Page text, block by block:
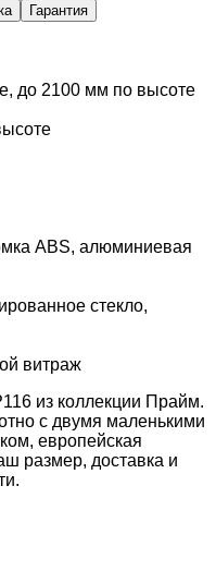
Гарантия
до 2100 мм по высоте
ABS, алюминиевая
стекло,
витраж
из коллекции Прайм.
с двумя маленькими
европейская
размер, доставка и